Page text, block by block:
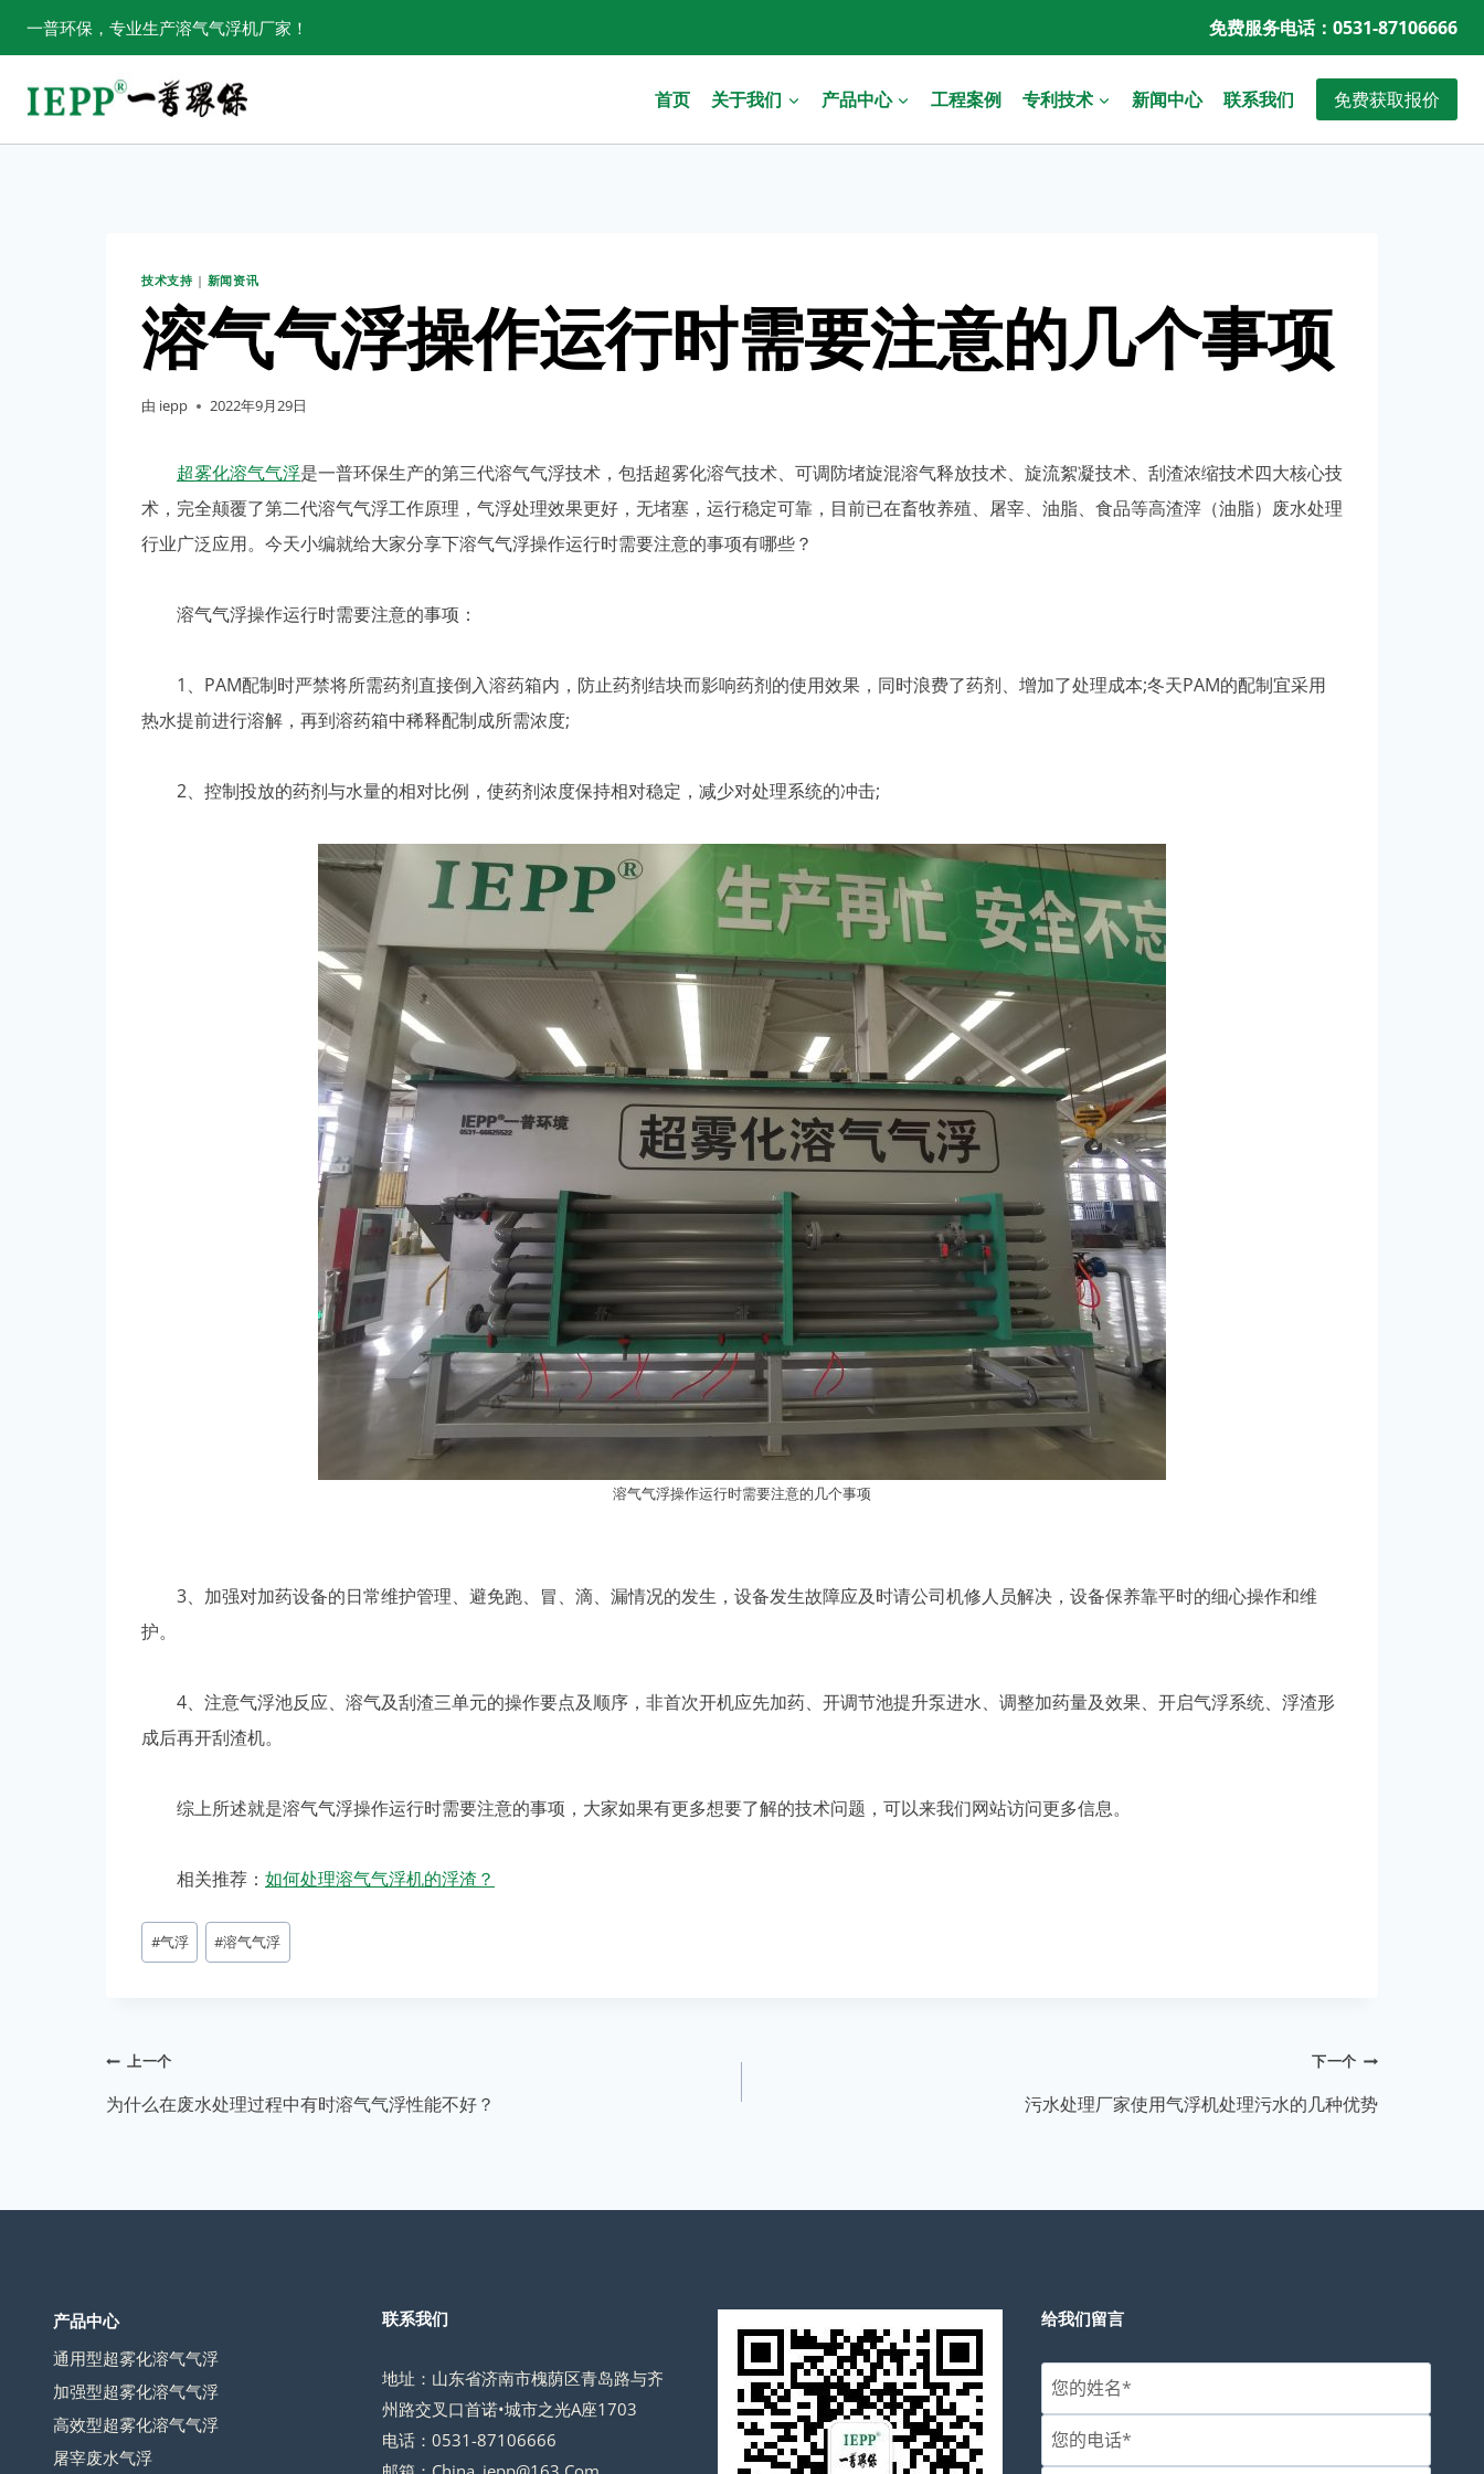
转
一普环保，专业生产溶气气浮机厂家！ 免费服务电话：0531-87106666
首页 关于我们 产品中心 工程案例 专利技术 新闻中心 联系我们 免费获取报价
技术支持 | 新闻资讯
溶气气浮操作运行时需要注意的几个事项
由 iepp 2022年9月29日
超雾化溶气气浮是一普环保生产的第三代溶气气浮技术，包括超雾化溶气技术、可调防堵旋混溶气释放技术、旋流絮凝技术、刮渣浓缩技术四大核心技
术，完全颠覆了第二代溶气气浮工作原理，气浮处理效果更好，无堵塞，运行稳定可靠，目前已在畜牧养殖、屠宰、油脂、食品等高渣滓（油脂）废水处理
行业广泛应用。今天小编就给大家分享下溶气气浮操作运行时需要注意的事项有哪些？
溶气气浮操作运行时需要注意的事项：
1、PAM配制时严禁将所需药剂直接倒入溶药箱内，防止药剂结块而影响药剂的使用效果，同时浪费了药剂、增加了处理成本;冬天PAM的配制宜采用
热水提前进行溶解，再到溶药箱中稀释配制成所需浓度;
2、控制投放的药剂与水量的相对比例，使药剂浓度保持相对稳定，减少对处理系统的冲击;
溶气气浮操作运行时需要注意的几个事项
3、加强对加药设备的日常维护管理、避免跑、冒、滴、漏情况的发生，设备发生故障应及时请公司机修人员解决，设备保养靠平时的细心操作和维
护。
4、注意气浮池反应、溶气及刮渣三单元的操作要点及顺序，非首次开机应先加药、开调节池提升泵进水、调整加药量及效果、开启气浮系统、浮渣形
成后再开刮渣机。
综上所述就是溶气气浮操作运行时需要注意的事项，大家如果有更多想要了解的技术问题，可以来我们网站访问更多信息。
相关推荐： 如何处理溶气气浮机的浮渣？
文
章
#气浮 #溶气气浮
文
章
上一个
为什么在废水处理过程中有时溶气气浮性能不好？
下一个
污水处理厂家使用气浮机处理污水的几种优势
产品中心
通用型超雾化溶气气浮
加强型超雾化溶气气浮
高效型超雾化溶气气浮
屠宰废水气浮
联系我们
地址：山东省济南市槐荫区青岛路与齐
州路交叉口首诺•城市之光A座1703
电话：0531-87106666
给我们留言